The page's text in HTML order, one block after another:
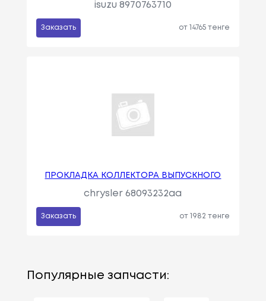
isuzu 8970763710
Заказать от 14765 тенге
ПРОКЛАДКА КОЛЛЕКТОРА ВЫПУСКНОГО
chrysler 68093232aa
Заказать от 1982 тенге
Популярные запчасти: